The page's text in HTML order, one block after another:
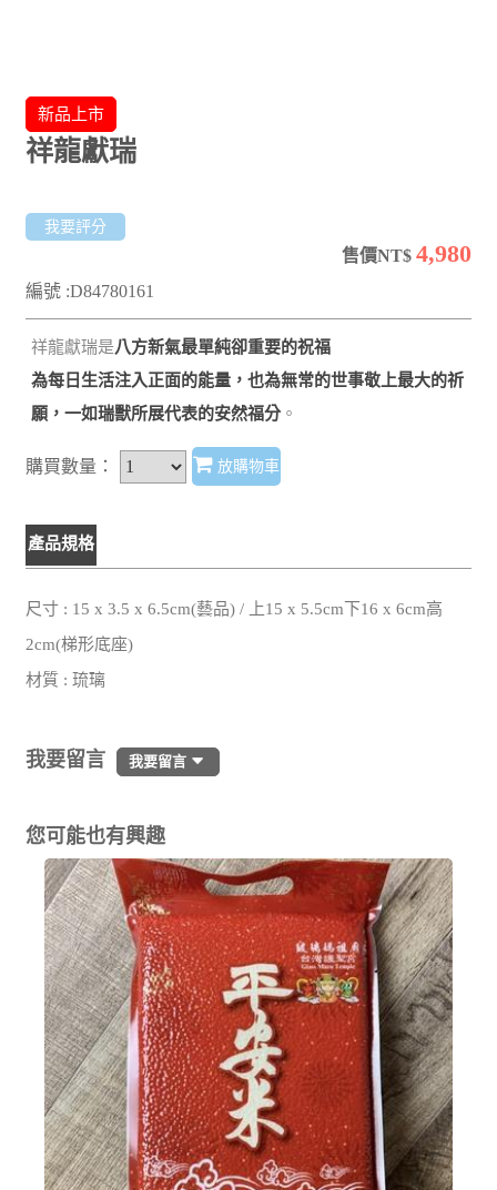
新品上市
祥龍獻瑞
我要評分
售價NT$ 4,980
編號 :D84780161
祥龍獻瑞是八方新氣最單純卻重要的祝福
為每日生活注入正面的能量，也為無常的世事敬上最大的祈
願，一如瑞獸所展代表的安然福分 。
購買數量： 放購物車
產品規格
尺寸 : 15 x 3.5 x 6.5cm(藝品) / 上15 x 5.5cm下16 x 6cm高
2cm(梯形底座)
材質 : 琉璃
我要留言 我要留言
您可能也有興趣